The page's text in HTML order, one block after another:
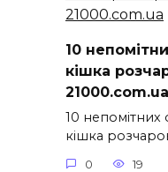
10
кішка
21000.com.ua
10
кішка
0 19